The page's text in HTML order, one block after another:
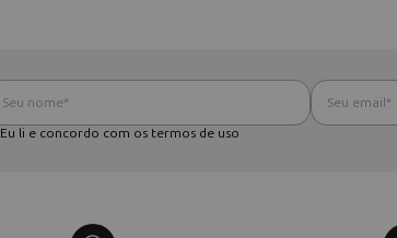
Eu li e concordo com os termos de uso